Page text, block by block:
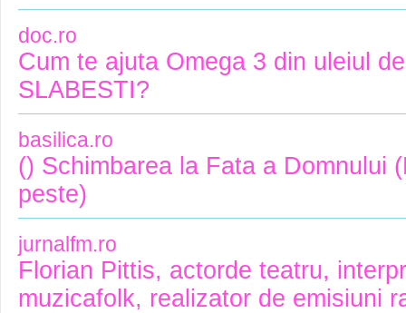
doc.ro
Cum te ajuta Omega 3 din uleiul
SLABESTI?
basilica.ro
() Schimbarea la Fata a Domnului
peste)
jurnalfm.ro
Florian Pittis, actorde teatru,
muzicafolk, realizator de emisiuni